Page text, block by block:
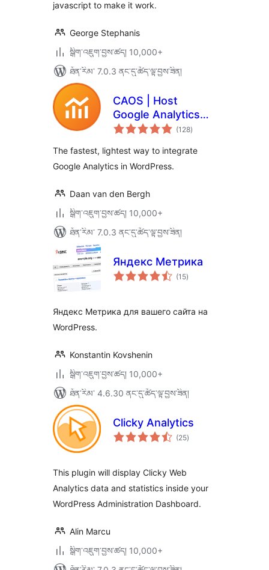
javascript to make it work.
George Stephanis
སྒྲིག་འཇུག་བྱས་ཚད། 10,000+
ཐོན་རིམ་ 7.0.3 ནང་དུ་ཚོད་ལྟ་བྱས་ཟིན།
CAOS | Host
Google Analytics
Locally
(128གདེང་
འཇོག་
ཚང་།
)
The fastest, lightest way to integrate
Google Analytics in WordPress.
Daan van den Bergh
སྒྲིག་འཇུག་བྱས་ཚད། 10,000+
ཐོན་རིམ་ 7.0.3 ནང་དུ་ཚོད་ལྟ་བྱས་ཟིན།
Яндекс Метрика
(15གདེང་
འཇོག་
)
Яндекс Метрика для вашего сайта на
WordPress.
Konstantin Kovshenin
སྒྲིག་འཇུག་བྱས་ཚད། 10,000+
ཐོན་རིམ་ 4.6.30 ནང་དུ་ཚོད་ལྟ་བྱས་ཟིན།
Clicky Analytics
(25གདེང་
འཇོག་
)
This plugin will display Clicky Web
Analytics data and statistics inside your
WordPress Administration Dashboard.
Alin Marcu
སྒྲིག་འཇུག་བྱས་ཚད། 10,000+